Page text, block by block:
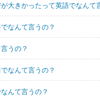
大きかったって英語でなんて
なんて言うの？
うの？
なんて言うの？
んて言うの？